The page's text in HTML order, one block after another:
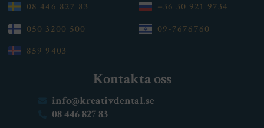
08 446 827 83
050 3200 500
859 9403
+36 30 921 9734
09-7676760
Kontakta oss
info@kreativdental.se
08 446 827 83